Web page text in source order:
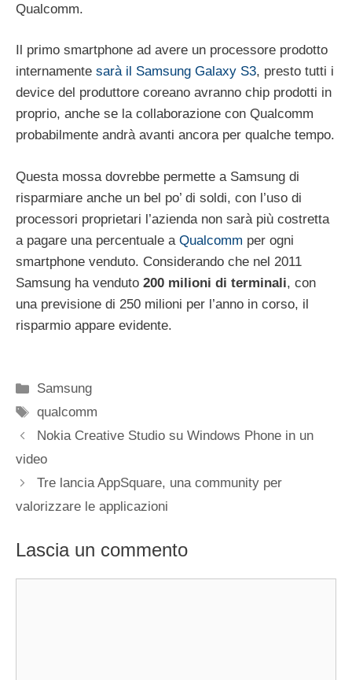
Qualcomm.
Il primo smartphone ad avere un processore prodotto
internamente sarà il Samsung Galaxy S3, presto tutti i
device del produttore coreano avranno chip prodotti in
proprio, anche se la collaborazione con Qualcomm
probabilmente andrà avanti ancora per qualche tempo.
Questa mossa dovrebbe permette a Samsung di
risparmiare anche un bel po’ di soldi, con l’uso di
processori proprietari l’azienda non sarà più costretta
a pagare una percentuale a Qualcomm per ogni
smartphone venduto. Considerando che nel 2011
Samsung ha venduto 200 milioni di terminali, con
una previsione di 250 milioni per l’anno in corso, il
risparmio appare evidente.
Categorie
Samsung
Tag
qualcomm
Nokia Creative Studio su Windows Phone in un
video
Tre lancia AppSquare, una community per
valorizzare le applicazioni
Lascia un commento